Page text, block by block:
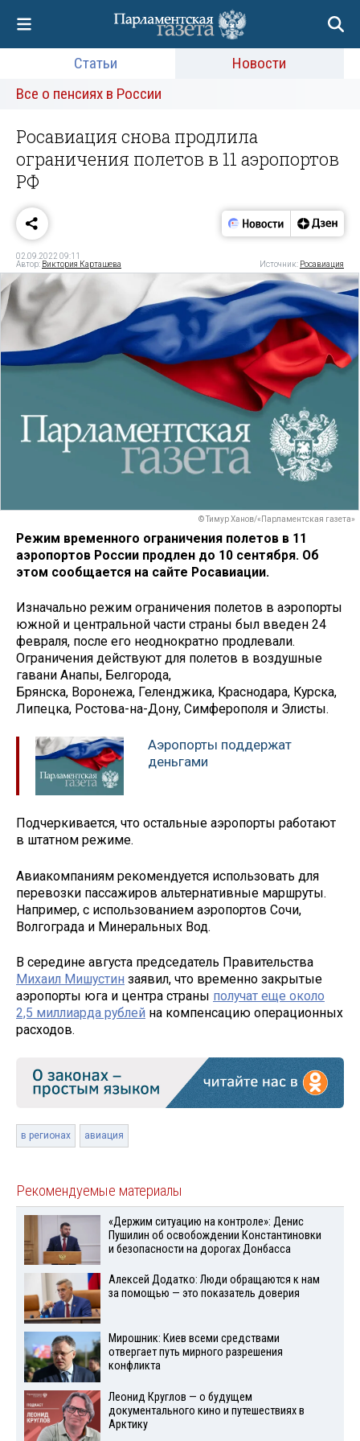
Статьи
Новости
Все о пенсиях в России
Росавиация снова продлила
ограничения полетов в 11 аэропортов
РФ
02.09.2022 09:11
Автор: Виктория Карташева Источник: Росавиация
© Тимур Ханов/«Парламентская газета»
Режим временного ограничения полетов в 11
аэропортов России продлен до 10 сентября. Об
этом сообщается на сайте Росавиации.
Изначально режим ограничения полетов в аэропорты
южной и центральной части страны был введен 24
февраля, после его неоднократно продлевали.
Ограничения действуют для полетов в воздушные
гавани Анапы, Белгорода,
Брянска, Воронежа, Геленджика, Краснодара, Курска,
Липецка, Ростова-на-Дону, Симферополя и Элисты.
Аэропорты поддержат
деньгами
Подчеркивается, что остальные аэропорты работают
в штатном режиме.
Авиакомпаниям рекомендуется использовать для
перевозки пассажиров альтернативные маршруты.
Например, с использованием аэропортов Сочи,
Волгограда и Минеральных Вод.
В середине августа председатель Правительства
Михаил Мишустин заявил, что временно закрытые
аэропорты юга и центра страны получат еще около
2,5 миллиарда рублей на компенсацию операционных
расходов.
в регионах авиация
Рекомендуемые материалы
«Держим ситуацию на контроле»: Денис
Пушилин об освобождении Константиновки
и безопасности на дорогах Донбасса
Алексей Додатко: Люди обращаются к нам
за помощью — это показатель доверия
Мирошник: Киев всеми средствами
отвергает путь мирного разрешения
конфликта
Леонид Круглов — о будущем
документального кино и путешествиях в
Арктику